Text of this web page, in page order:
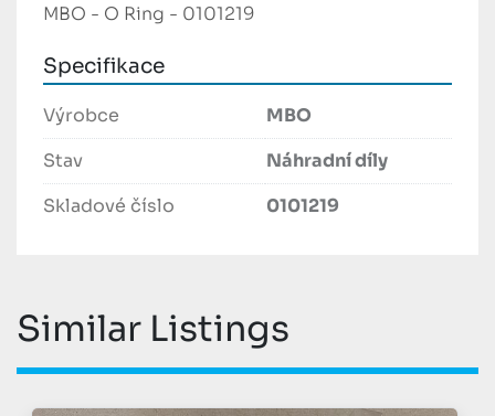
MBO - O Ring - 0101219
Specifikace
Výrobce
MBO
Stav
Náhradní díly
Skladové číslo
0101219
Similar Listings